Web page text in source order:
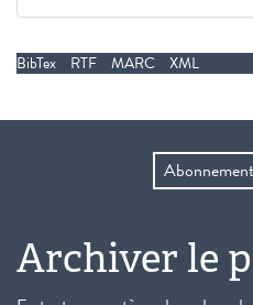
BibTex RTF MARC XML
Archiver le